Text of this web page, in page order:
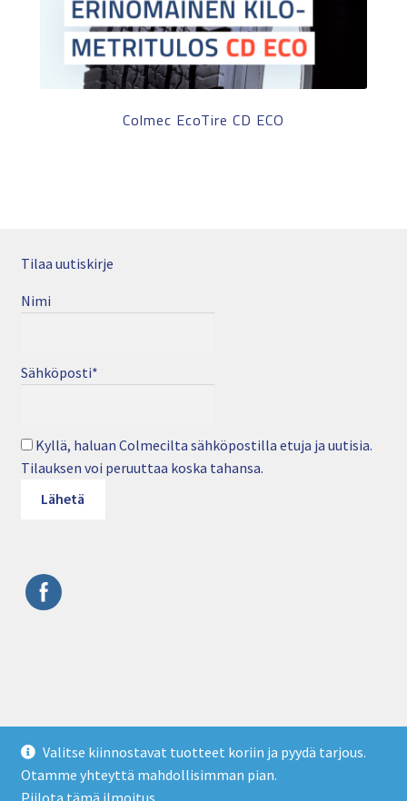
Colmec EcoTire CD ECO
Tilaa uutiskirje
Nimi
Sähköposti*
Kyllä, haluan Colmecilta sähköpostilla etuja ja uutisia.
Tilauksen voi peruuttaa koska tahansa.
info@colmec.fi • colmec.fi
Tietosuojaseloste
Valitse kiinnostavat tuotteet koriin ja pyydä tarjous.
Otamme yhteyttä mahdollisimman pian.
Piilota tämä ilmoitus